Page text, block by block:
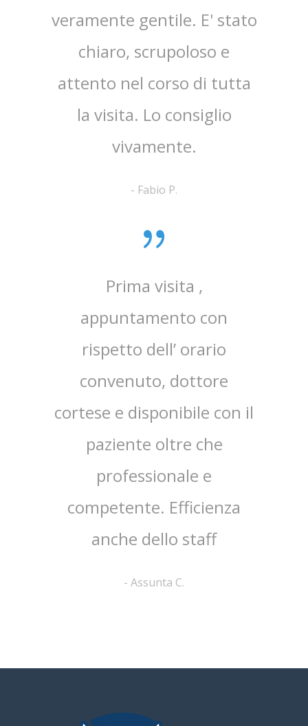
veramente gentile. E' stato
chiaro, scrupoloso e
attento nel corso di tutta
la visita. Lo consiglio
vivamente.
- Fabio P.
Prima visita ,
appuntamento con
rispetto dell’ orario
convenuto, dottore
cortese e disponibile con il
paziente oltre che
professionale e
competente. Efficienza
anche dello staff
- Assunta C.